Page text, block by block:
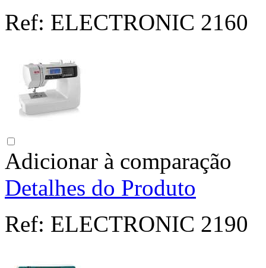
Ref: ELECTRONIC 2160
Adicionar à comparação
Detalhes do Produto
Ref: ELECTRONIC 2190